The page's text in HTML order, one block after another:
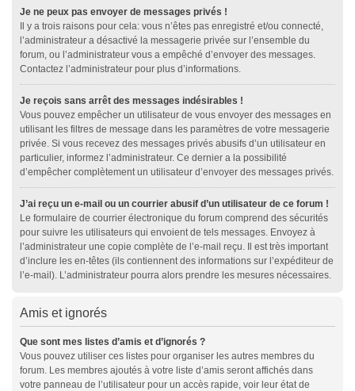
Je ne peux pas envoyer de messages privés !
Il y a trois raisons pour cela: vous n’êtes pas enregistré et/ou connecté,
l’administrateur a désactivé la messagerie privée sur l’ensemble du
forum, ou l’administrateur vous a empêché d’envoyer des messages.
Contactez l’administrateur pour plus d’informations.
Je reçois sans arrêt des messages indésirables !
Vous pouvez empêcher un utilisateur de vous envoyer des messages en
utilisant les filtres de message dans les paramètres de votre messagerie
privée. Si vous recevez des messages privés abusifs d’un utilisateur en
particulier, informez l’administrateur. Ce dernier a la possibilité
d’empêcher complètement un utilisateur d’envoyer des messages privés.
J’ai reçu un e-mail ou un courrier abusif d’un utilisateur de ce forum !
Le formulaire de courrier électronique du forum comprend des sécurités
pour suivre les utilisateurs qui envoient de tels messages. Envoyez à
l’administrateur une copie complète de l’e-mail reçu. Il est très important
d’inclure les en-têtes (ils contiennent des informations sur l’expéditeur de
l’e-mail). L’administrateur pourra alors prendre les mesures nécessaires.
Amis et ignorés
Que sont mes listes d’amis et d’ignorés ?
Vous pouvez utiliser ces listes pour organiser les autres membres du
forum. Les membres ajoutés à votre liste d’amis seront affichés dans
votre panneau de l’utilisateur pour un accès rapide, voir leur état de